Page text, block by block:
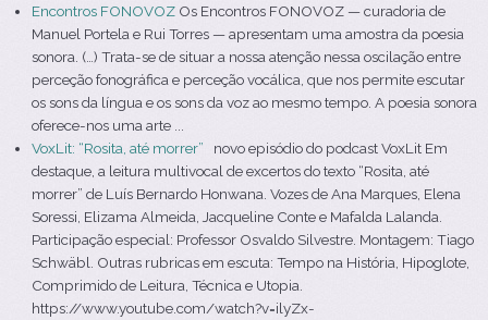
Encontros FONOVOZ Os Encontros FONOVOZ — curadoria de
Manuel Portela e Rui Torres — apresentam uma amostra da poesia
sonora. (…) Trata-se de situar a nossa atenção nessa oscilação entre
perceção fonográfica e perceção vocálica, que nos permite escutar
os sons da língua e os sons da voz ao mesmo tempo. A poesia sonora
oferece-nos uma arte ...
VoxLit: “Rosita, até morrer” novo episódio do podcast VoxLit Em
destaque, a leitura multivocal de excertos do texto “Rosita, até
morrer” de Luís Bernardo Honwana. Vozes de Ana Marques, Elena
Soressi, Elizama Almeida, Jacqueline Conte e Mafalda Lalanda.
Participação especial: Professor Osvaldo Silvestre. Montagem: Tiago
Schwäbl. Outras rubricas em escuta: Tempo na História, Hipoglote,
Comprimido de Leitura, Técnica e Utopia.
https://www.youtube.com/watch?v=ilyZx-